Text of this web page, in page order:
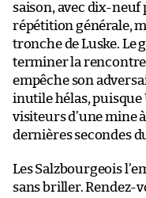
saison, avec dix-neuf
répétition générale,
tronche de Luske. Le
terminer la rencontre
empêche son
inutile hélas, puisque
visiteurs d’une mine
dernières secondes
Les Salzbourgeois
sans briller. Rendez-